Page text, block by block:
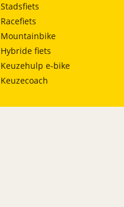
Stadsfiets
Racefiets
Mountainbike
Hybride fiets
Keuzehulp e-bike
Keuzecoach